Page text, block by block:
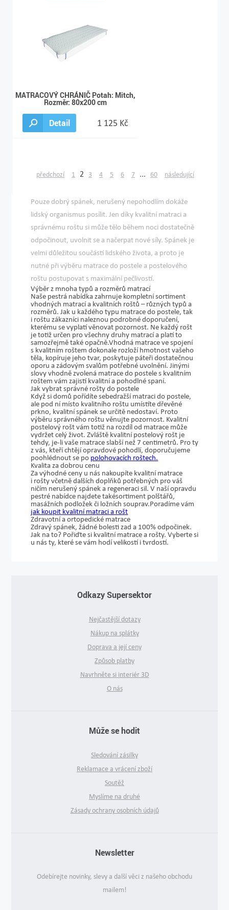
MATRACOVÝ CHRÁNIČ Potah: Mitch,
Rozměr: 80x200 cm
Detail 1 125 Kč
předchozí 1 2 3 4 5 6 7 ... 60 následující
Pouze dobrý spánek, nerušený nepohodlím dokáže
lidský organismus posílit. Jen díky kvalitní matraci a
správnému roštu si může tělo během noci dostatečně
odpočinout, uvolnit se a načerpat nové síly. Spánek je
velmi důležitou součástí lidského života, a proto je
nutné při výběru matrace do postele a postelového
roštu postupovat s maximální pečlivostí.
Výběr z mnoha typů a rozměrů matrací
Naše pestrá nabídka zahrnuje kompletní sortiment
vhodných matrací a kvalitních roštů – různých typů a
rozměrů. Jak u každého typu matrace do postele, tak
i roštu zákazníci naleznou podrobné doporučení,
kterému se vyplatí věnovat pozornost. Ne každý rošt
je totiž určen pro všechny druhy matracía platí to
samozřejmě také opačně.Vhodná matrace ve spojení
s kvalitním roštem dokonale rozloží hmotnost vašeho
těla, kopíruje jeho tvar, poskytuje páteři dostatečnou
oporu a zádovým svalům potřebné uvolnění. Jinými
slovyvhodně zvolená matrace do postele s kvalitním
roštem vám zajistí kvalitní a pohodlné spaní.
Jak vybrat správné rošty do postele
Když si domů pořídíte sebedražší matraci do postele,
ale pod ní místo kvalitního roštu umístíte dřevěné
prkno, kvalitní spánek se určitě nedostaví. Proto
výběru správného roštu věnujte pozornost. Kvalitní
postelový rošt vám totiž na rozdíl od matrace může
vydržet celý život. Zvláště kvalitní postelový rošt je
tehdy, je-li vaše matrace slabší než 7 centimetrů. Pro ty
z vás, kteří chtějí opravdové pohodlí, doporučujeme
poohlédnout se po polohovacích roštech.
Kvalita za dobrou cenu
Za výhodné ceny u nás nakoupíte kvalitní matrace
i rošty včetně dalších doplňků potřebných pro váš
ničím nerušený spánek a regeneraci sil. V naší opravdu
pestré nabídce najdete takésortiment polštářů,
masážních podložek či ložních souprav.Poradíme vám
jak koupit kvalitní matraci a rošt
Zdravotní a ortopedické matrace
Zdravý spánek, žádné bolesti zad a 100% odpočinek.
Jak na to? Pořiďte si kvalitní matrace a rošty. Vyberte si
u nás ty, které se vám hodí velikostí i tvrdostí.
Odkazy Supersektor
Nejčastější dotazy
Nákup na splátky
Doprava a její ceny
Způsob platby
Navrhněte si interiér 3D
O nás
Může se hodit
Sledování zásilky
Reklamace a vrácení zboží
Soutěž
Myslíme na druhé
Zásady ochrany osobních údajů
Newsletter
Odebírejte novinky, slevy a další věci z našeho obchodu
mailem!